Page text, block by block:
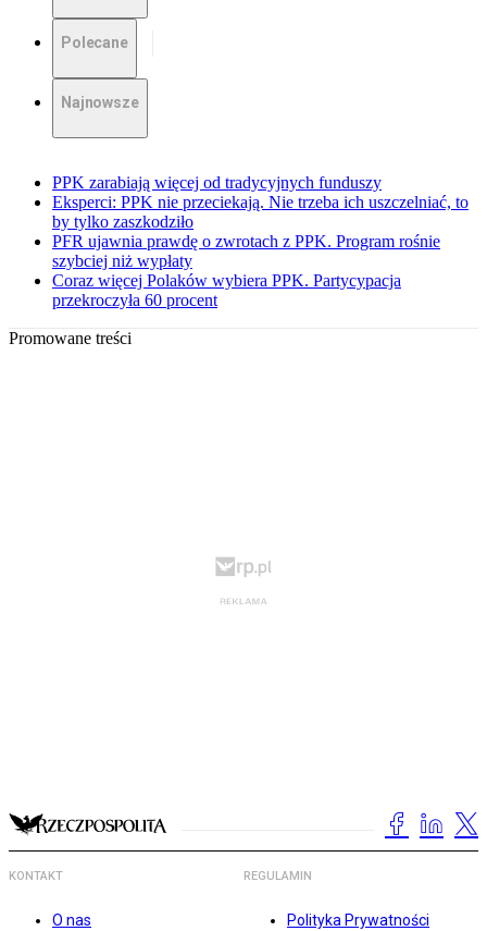
Polecane
Najnowsze
PPK zarabiają więcej od tradycyjnych funduszy
Eksperci: PPK nie przeciekają. Nie trzeba ich uszczelniać, to
by tylko zaszkodziło
PFR ujawnia prawdę o zwrotach z PPK. Program rośnie
szybciej niż wypłaty
Coraz więcej Polaków wybiera PPK. Partycypacja
przekroczyła 60 procent
Promowane treści
KONTAKT
O nas
REGULAMIN
Polityka Prywatności